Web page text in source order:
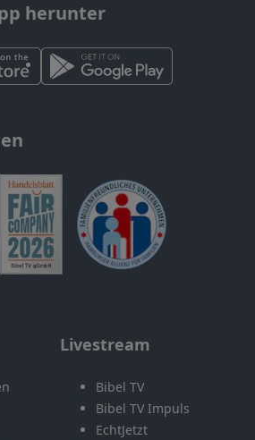
herunter
Livestream
Bibel TV
Bibel TV Impuls
EchtJetzt